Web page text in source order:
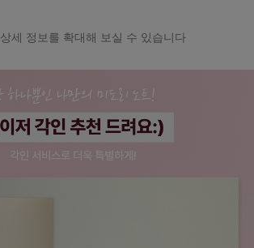
상세 정보를 확대해 보실 수 있습니다